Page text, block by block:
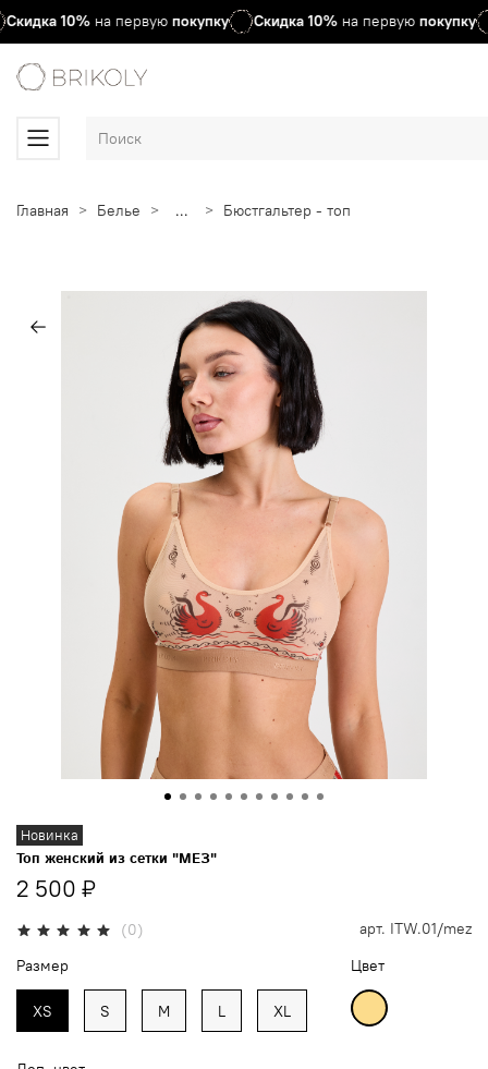
Скидка10%на первуюпокупку Скидка10%на первуюпокупку
Главная Белье ... Бюстгальтер - топ
Новинка
(0) арт. ITW.01/mez
Топ женский из сетки "МЕЗ"
2 500 ₽
Размер
XS S M L XL
Цвет